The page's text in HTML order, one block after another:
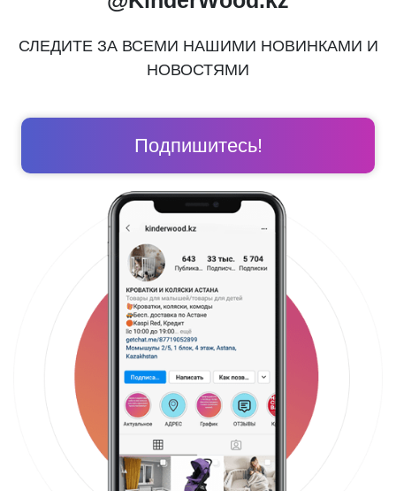
СЛЕДИТЕ ЗА ВСЕМИ НАШИМИ НОВИНКАМИ И
НОВОСТЯМИ
Подпишитесь!